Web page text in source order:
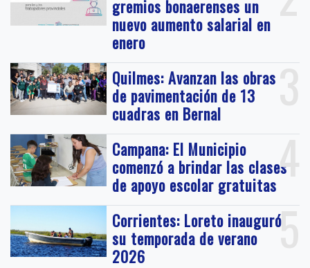
gremios bonaerenses un
nuevo aumento salarial en
enero
3
Quilmes: Avanzan las obras
de pavimentación de 13
cuadras en Bernal
4
Campana: El Municipio
comenzó a brindar las clases
de apoyo escolar gratuitas
5
Corrientes: Loreto inauguró
su temporada de verano
2026